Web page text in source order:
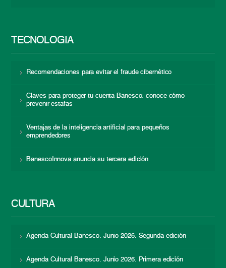
TECNOLOGÍA
Recomendaciones para evitar el fraude cibernético
Claves para proteger tu cuenta Banesco: conoce cómo
prevenir estafas
Ventajas de la inteligencia artificial para pequeños
emprendedores
BanescoInnova anuncia su tercera edición
CULTURA
Agenda Cultural Banesco. Junio 2026. Segunda edición
Agenda Cultural Banesco. Junio 2026. Primera edición